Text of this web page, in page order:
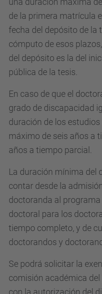
de la primera matrícula
fecha del depósito de la
cómputo de esos
del depósito es la del
pública de la tesis.
En caso de que el
grado de discapacidad
duración de los
máximo de seis años a
años a tiempo parcial.
La duración mínima del
contar desde la
doctoranda al
doctoral para los
tiempo completo, y de
doctorandos y
Se podrá solicitar la
comisión académica
con la autorización del